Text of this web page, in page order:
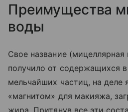
Преимущества
воды
Свое название (мицеллярная
получило от содержащихся
мельчайших частиц, на
«магнитом» для макияжа,
жира. Притянув все эти